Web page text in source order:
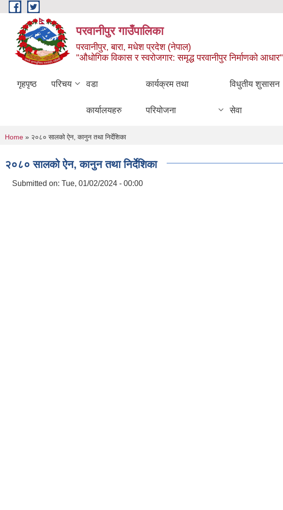
Skip to main content
परवानीपुर गाउँपालिका
परवानीपुर, बारा, मधेश प्रदेश (नेपाल)
"औधोगिक विकास र स्वरोजगार: समृद्ध परवानीपुर निर्माणको आधार"
गृहपृष्ठ परिचय वडा
कार्यालयहरु
कार्यक्रम तथा
परियोजना
विधुतीय शुसासन
सेवा
You are here
Home » २०८० सालको ऐन, कानुन तथा निर्देशिका
२०८० सालको ऐन, कानुन तथा निर्देशिका
Submitted on: Tue, 01/02/2024 - 00:00